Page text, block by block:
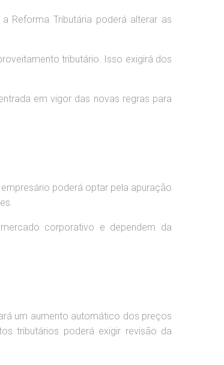
Reforma Tributária poderá alterar as
tributário. Isso exigirá dos
em vigor das novas regras para
poderá optar pela apuração
corporativo e dependem da
um aumento automático dos preços
tributários poderá exigir revisão da